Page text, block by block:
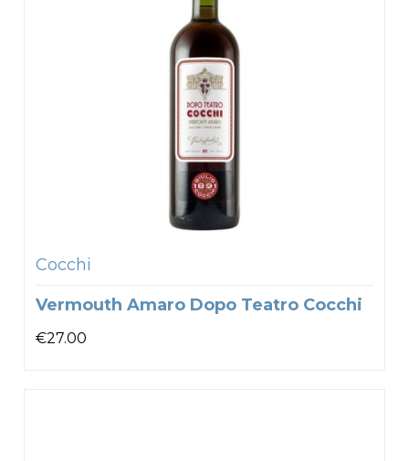
Cocchi
Vermouth Amaro Dopo Teatro Cocchi
€27.00